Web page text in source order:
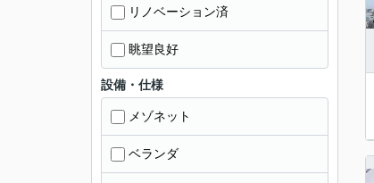
リノベーション済
眺望良好
設備・仕様
メゾネット
ベランダ